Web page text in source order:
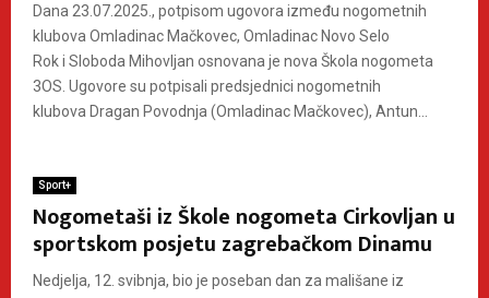
Dana 23.07.2025., potpisom ugovora između nogometnih
klubova Omladinac Mačkovec, Omladinac Novo Selo
Rok i Sloboda Mihovljan osnovana je nova Škola nogometa
3OS. Ugovore su potpisali predsjednici nogometnih
klubova Dragan Povodnja (Omladinac Mačkovec), Antun...
Sport+
Nogometaši iz Škole nogometa Cirkovljan u
sportskom posjetu zagrebačkom Dinamu
Nedjelja, 12. svibnja, bio je poseban dan za mališane iz